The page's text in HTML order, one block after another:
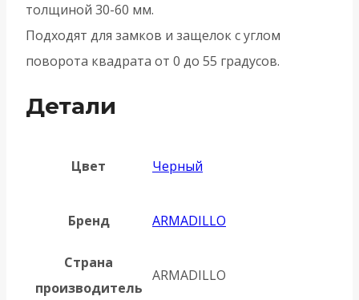
толщиной 30-60 мм.
Подходят для замков и защелок с углом
поворота квадрата от 0 до 55 градусов.
Детали
Цвет Черный
Бренд ARMADILLO
Страна
производитель
ARMADILLO